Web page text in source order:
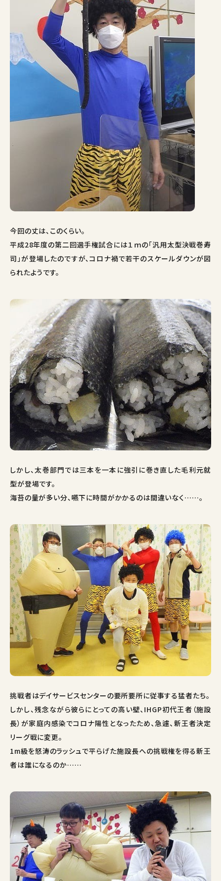
今回の丈は、このくらい。
平成28年度の第二回選手権試合には１ｍの「汎用太型決戦巻寿
司」が登場したのですが、コロナ禍で若干のスケールダウンが図
られたようです。
しかし、太巻部門では三本を一本に強引に巻き直した毛利元就
型が登場です。
海苔の量が多い分、嚥下に時間がかかるのは間違いなく……。
挑戦者はデイサービスセンターの要所要所に従事する猛者たち。
しかし、残念ながら彼らにとっての高い壁、IHGP初代王者（施設
長）が家庭内感染でコロナ陽性となったため、急遽、新王者決定
リーグ戦に変更。
1m級を怒涛のラッシュで平らげた施設長への挑戦権を得る新王
者は誰になるのか……